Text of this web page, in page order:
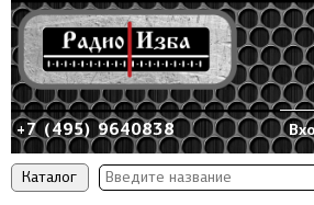
Каталог
+7 (495) 9640838